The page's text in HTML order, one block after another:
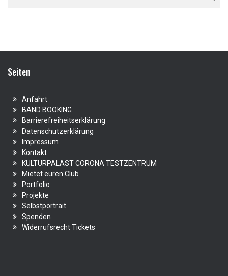
Seiten
Anfahrt
BAND BOOKING
Barrierefreiheitserklärung
Datenschutzerklärung
Impressum
Kontakt
KULTURPALAST CORONA TESTZENTRUM
Mietet euren Club
Portfolio
Projekte
Selbstportrait
Spenden
Widerrufsrecht Tickets